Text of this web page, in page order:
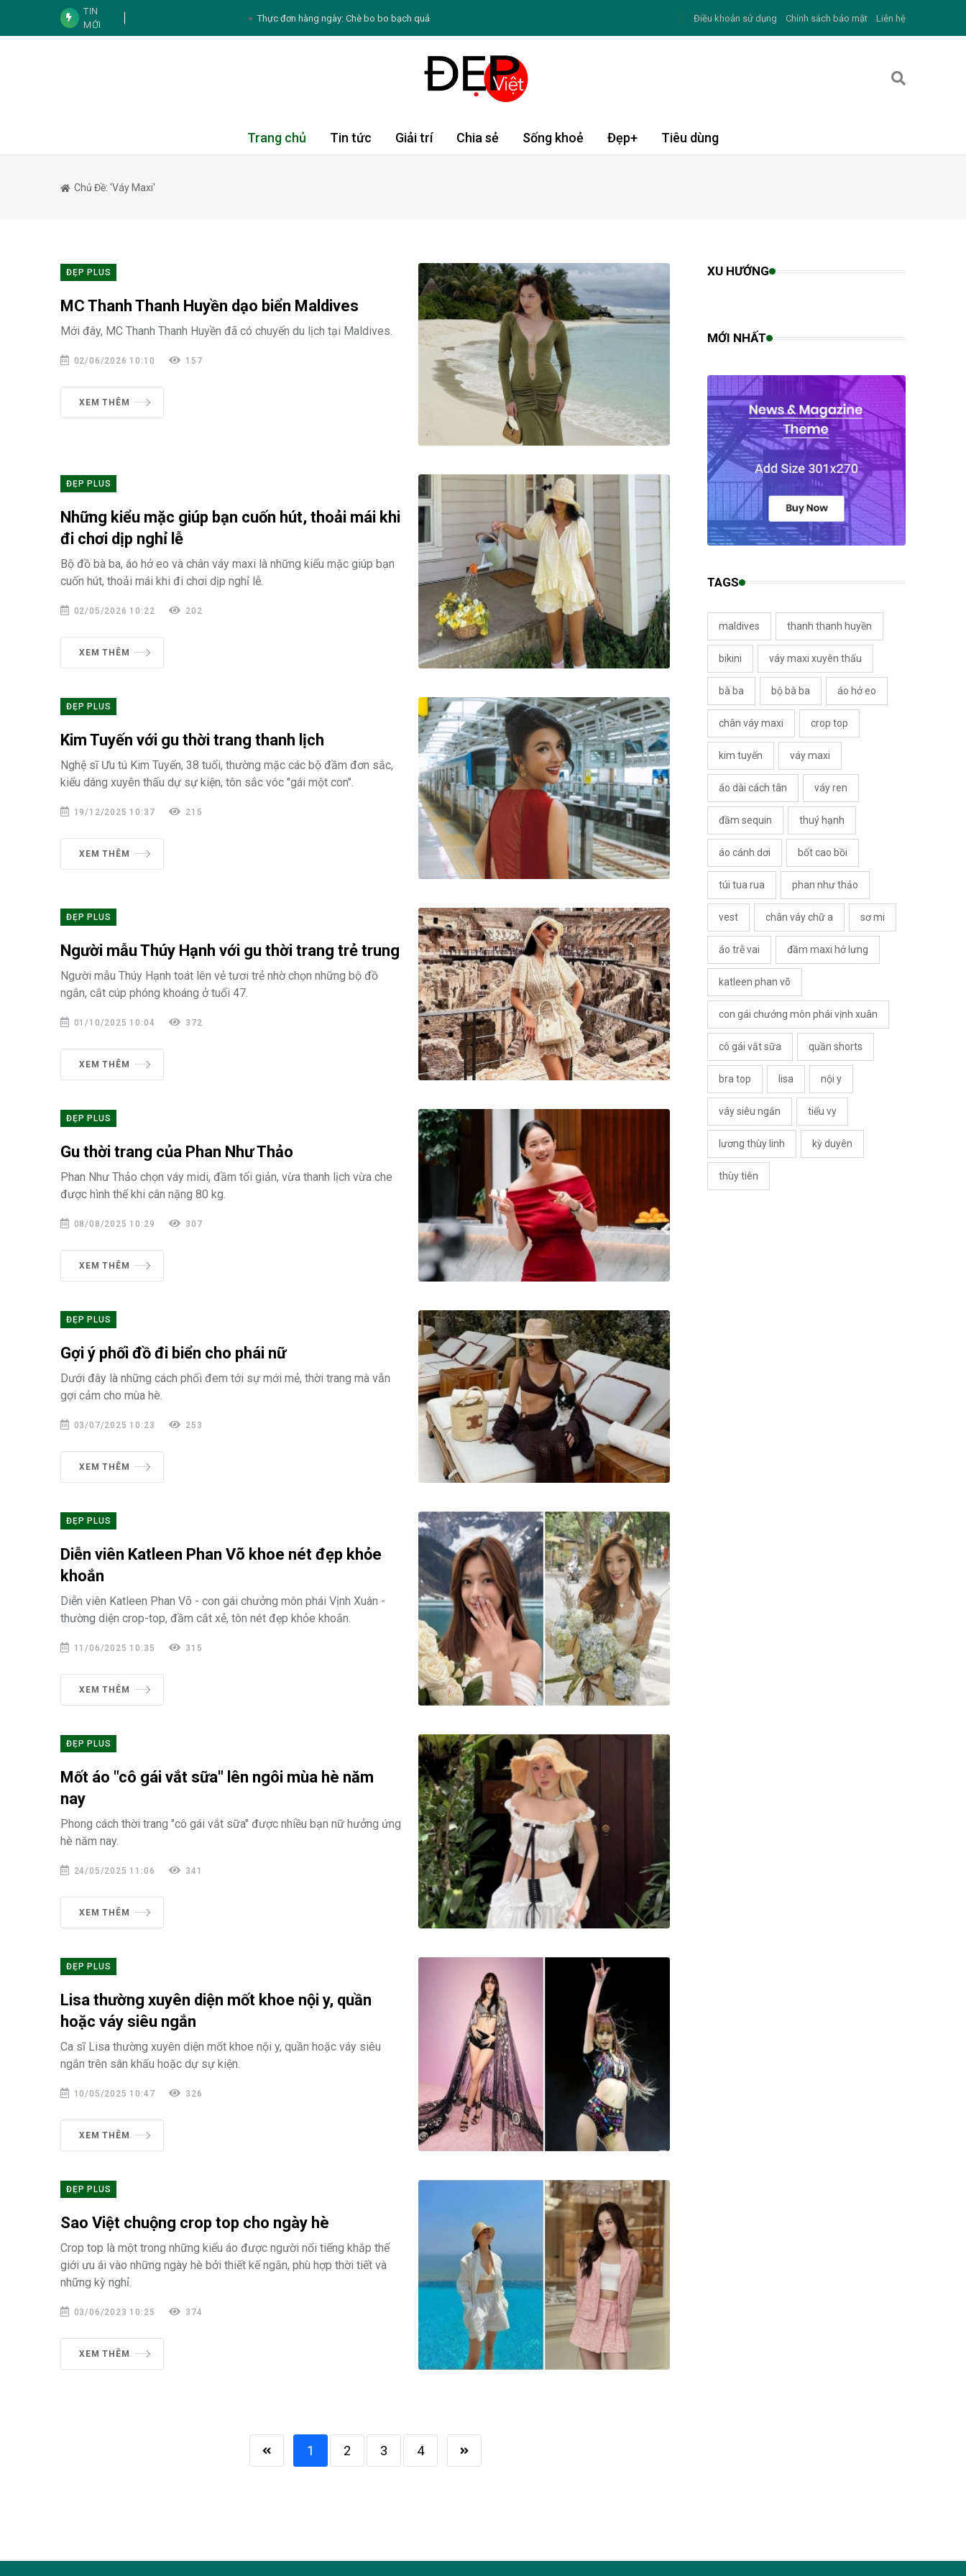
TIN
MỚI
Thực đơn hàng ngày: Chè bo bo bạch quả
5 cách duy trì nguồn sữa mẹ khi trở lại công việc
Giấc ngủ ảnh hưởng thế nào đến quá trình giảm mỡ
3 mỹ nhân phim giờ vàng VTV cùng sinh năm 1996, thân nhau và có điểm chung thú vị trong
Điều khoản sử dụng Chính sách bảo mật Liên hệ
Trang chủ Tin tức Giải trí Chia sẻ Sống khoẻ Đẹp+ Tiêu dùng
Chủ Đề: 'váy Maxi'
ĐẸP PLUS
MC Thanh Thanh Huyền dạo biển Maldives
Mới đây, MC Thanh Thanh Huyền đã có chuyến du lịch tại Maldives.
02/06/2026 10:10 157
XEM THÊM
ĐẸP PLUS
Những kiểu mặc giúp bạn cuốn hút, thoải mái khi
đi chơi dịp nghỉ lễ
Bộ đồ bà ba, áo hở eo và chân váy maxi là những kiểu mặc giúp bạn
cuốn hút, thoải mái khi đi chơi dịp nghỉ lễ.
02/05/2026 10:22 202
XEM THÊM
ĐẸP PLUS
Kim Tuyến với gu thời trang thanh lịch
Nghệ sĩ Ưu tú Kim Tuyến, 38 tuổi, thường mặc các bộ đầm đơn sắc,
kiểu dáng xuyên thấu dự sự kiện, tôn sắc vóc "gái một con".
19/12/2025 10:37 215
XEM THÊM
ĐẸP PLUS
Người mẫu Thúy Hạnh với gu thời trang trẻ trung
Người mẫu Thúy Hạnh toát lên vẻ tươi trẻ nhờ chọn những bộ đồ
ngắn, cắt cúp phóng khoáng ở tuổi 47.
01/10/2025 10:04 372
XEM THÊM
ĐẸP PLUS
Gu thời trang của Phan Như Thảo
Phan Như Thảo chọn váy midi, đầm tối giản, vừa thanh lịch vừa che
được hình thể khi cân nặng 80 kg.
08/08/2025 10:29 307
XEM THÊM
ĐẸP PLUS
Gợi ý phối đồ đi biển cho phái nữ
Dưới đây là những cách phối đem tới sự mới mẻ, thời trang mà vẫn
gợi cảm cho mùa hè.
03/07/2025 10:23 253
XEM THÊM
ĐẸP PLUS
Diễn viên Katleen Phan Võ khoe nét đẹp khỏe
khoắn
Diễn viên Katleen Phan Võ - con gái chưởng môn phái Vịnh Xuân -
thường diện crop-top, đầm cắt xẻ, tôn nét đẹp khỏe khoắn.
11/06/2025 10:35 315
XEM THÊM
ĐẸP PLUS
Mốt áo "cô gái vắt sữa" lên ngôi mùa hè năm
nay
Phong cách thời trang "cô gái vắt sữa" được nhiều bạn nữ hưởng ứng
hè năm nay.
24/05/2025 11:06 341
XEM THÊM
ĐẸP PLUS
Lisa thường xuyên diện mốt khoe nội y, quần
hoặc váy siêu ngắn
Ca sĩ Lisa thường xuyên diện mốt khoe nội y, quần hoặc váy siêu
ngắn trên sân khấu hoặc dự sự kiện.
10/05/2025 10:47 326
XEM THÊM
ĐẸP PLUS
Sao Việt chuộng crop top cho ngày hè
Crop top là một trong những kiểu áo được người nổi tiếng khắp thế
giới ưu ái vào những ngày hè bởi thiết kế ngắn, phù hợp thời tiết và
những kỳ nghỉ.
03/06/2023 10:25 374
XEM THÊM
1 2 3 4
XU HƯỚNG
MỚI NHẤT
TAGS
maldives thanh thanh huyền
bikini váy maxi xuyên thấu
bà ba bộ bà ba áo hở eo
chân váy maxi crop top
kim tuyến váy maxi
áo dài cách tân váy ren
đầm sequin thuý hạnh
áo cánh dơi bốt cao bồi
túi tua rua phan như thảo
vest chân váy chữ a sơ mi
áo trễ vai đầm maxi hở lưng
katleen phan võ
con gái chưởng môn phái vịnh xuân
cô gái vắt sữa quần shorts
bra top lisa nội y
váy siêu ngắn tiểu vy
lương thùy linh kỳ duyên
thùy tiên